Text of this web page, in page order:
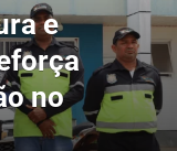
e
no